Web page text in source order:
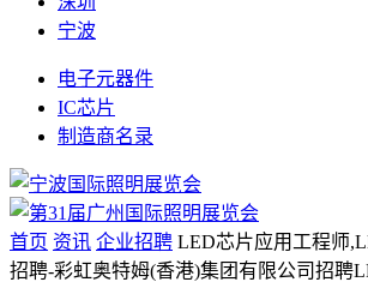
宁波
电子元器件
IC芯片
制造商名录
首页 资讯 企业招聘 LED芯片应用工程师
招聘-彩虹奥特姆(香港)集团有限公司招聘